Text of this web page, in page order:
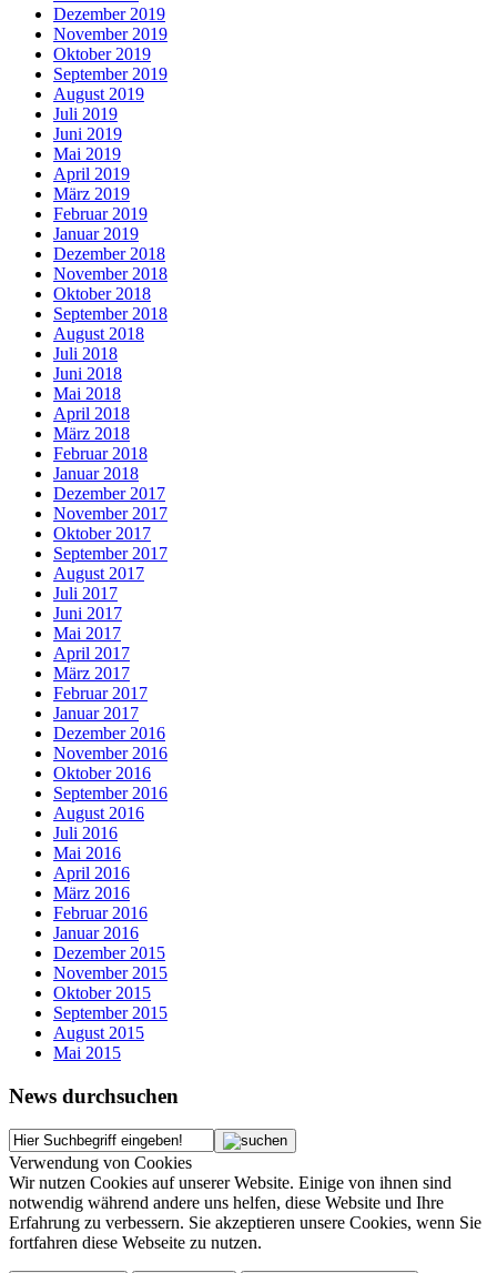
Dezember 2019
November 2019
Oktober 2019
September 2019
August 2019
Juli 2019
Juni 2019
Mai 2019
April 2019
März 2019
Februar 2019
Januar 2019
Dezember 2018
November 2018
Oktober 2018
September 2018
August 2018
Juli 2018
Juni 2018
Mai 2018
April 2018
März 2018
Februar 2018
Januar 2018
Dezember 2017
November 2017
Oktober 2017
September 2017
August 2017
Juli 2017
Juni 2017
Mai 2017
April 2017
März 2017
Februar 2017
Januar 2017
Dezember 2016
November 2016
Oktober 2016
September 2016
August 2016
Juli 2016
Mai 2016
April 2016
März 2016
Februar 2016
Januar 2016
Dezember 2015
November 2015
Oktober 2015
September 2015
August 2015
Mai 2015
News durchsuchen
Verwendung von Cookies
Wir nutzen Cookies auf unserer Website. Einige von ihnen sind
notwendig während andere uns helfen, diese Website und Ihre
Erfahrung zu verbessern. Sie akzeptieren unsere Cookies, wenn Sie
fortfahren diese Webseite zu nutzen.